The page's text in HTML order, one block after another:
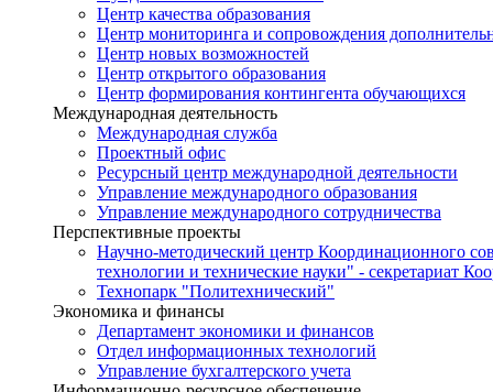
Центр качества образования
Центр мониторинга и сопровождения
Центр новых возможностей
Центр открытого образования
Центр формирования контингента обучающихся
Международная деятельность
Международная служба
Проектный офис
Ресурсный центр международной деятельности
Управление международного образования
Управление международного сотрудничества
Перспективные проекты
Научно-методический центр Координационного
технологии и технические науки" - секретариат
Технопарк "Политехнический"
Экономика и финансы
Департамент экономики и финансов
Отдел информационных технологий
Управление бухгалтерского учета